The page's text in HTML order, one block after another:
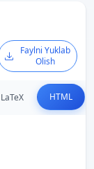
Faylni Yuklab
Olish
LaTeX HTML